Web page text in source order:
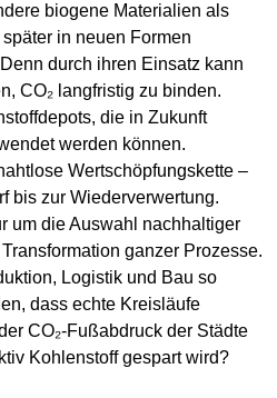
biogene Materialien als
in neuen Formen
durch ihren Einsatz kann
CO₂ langfristig zu binden.
die in Zukunft
werden können.
Wertschöpfungskette –
bis zur Wiederverwertung.
um die Auswahl nachhaltiger
ganzer Prozesse.
Logistik und Bau so
dass echte Kreisläufe
CO₂-Fußabdruck der Städte
Kohlenstoff gespart wird?